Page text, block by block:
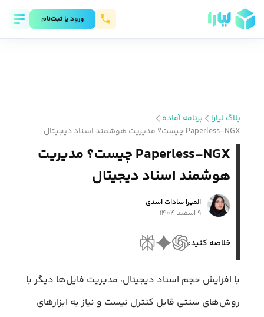
ورود يا ثبت‌نام
بلاگ لیارا
برنامه آماده
Paperless-NGX چیست؟ مدیریت هوشمند اسناد دیجیتال
Paperless-NGX چیست؟ مدیریت
هوشمند اسناد دیجیتال
المیرا سادات اسدی
۹ اسفند ۱۴۰۴
خلاصه کنید:
با افزایش حجم اسناد دیجیتال، مدیریت فایل‌ها دیگر با
روش‌های سنتی قابل کنترل نیست و نیاز به ابزارهای